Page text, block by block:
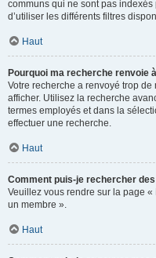
communs qui ne sont pas indexés
d’utiliser les différents filtres
Haut
Pourquoi ma recherche renvoie
Votre recherche a renvoyé trop
afficher. Utilisez la recherche
termes employés et dans la
effectuer une recherche.
Haut
Comment puis-je rechercher
Veuillez vous rendre sur la page
un membre ».
Haut